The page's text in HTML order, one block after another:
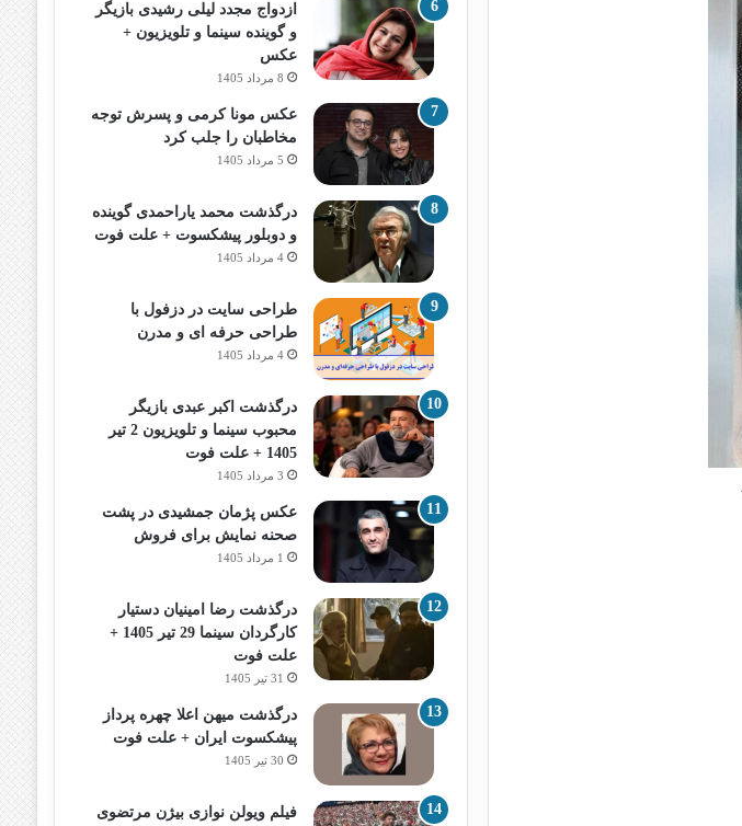
ازدواج مجدد لیلی رشیدی بازیگر
و گوینده سینما و تلویزیون +
عکس
8 مرداد 1405
عکس مونا کرمی و پسرش توجه
مخاطبان را جلب کرد
5 مرداد 1405
درگذشت محمد یاراحمدی گوینده
و دوبلور پیشکسوت + علت فوت
4 مرداد 1405
طراحی سایت در دزفول با
طراحی حرفه‌ ای و مدرن
4 مرداد 1405
درگذشت اکبر عبدی بازیگر
محبوب سینما و تلویزیون 2 تیر
1405 + علت فوت
3 مرداد 1405
عکس پژمان جمشیدی در پشت
صحنه نمایش برای فروش
1 مرداد 1405
درگذشت رضا امینیان دستیار
کارگردان سینما 29 تیر 1405 +
علت فوت
31 تیر 1405
درگذشت میهن اعلا چهره پرداز
پیشکسوت ایران + علت فوت
30 تیر 1405
فیلم ویولن نوازی بیژن مرتضوی